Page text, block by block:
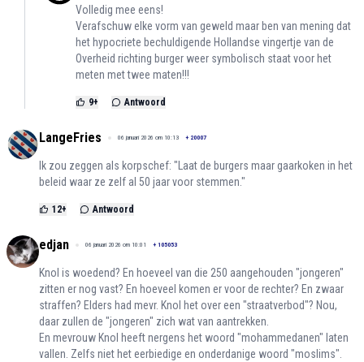
Volledig mee eens!
Verafschuw elke vorm van geweld maar ben van mening dat
het hypocriete bechuldigende Hollandse vingertje van de
Overheid richting burger weer symbolisch staat voor het
meten met twee maten!!!
9+ Antwoord
LangeFries 06 januari 2026 om 10:13 + 20007
Ik zou zeggen als korpschef: "Laat de burgers maar gaarkoken in het
beleid waar ze zelf al 50 jaar voor stemmen."
12+ Antwoord
edjan 06 januari 2026 om 10:01 + 105053
Knol is woedend? En hoeveel van die 250 aangehouden "jongeren"
zitten er nog vast? En hoeveel komen er voor de rechter? En zwaar
straffen? Elders had mevr. Knol het over een "straatverbod"? Nou,
daar zullen de "jongeren" zich wat van aantrekken.
En mevrouw Knol heeft nergens het woord "mohammedanen" laten
vallen. Zelfs niet het eerbiedige en onderdanige woord "moslims".